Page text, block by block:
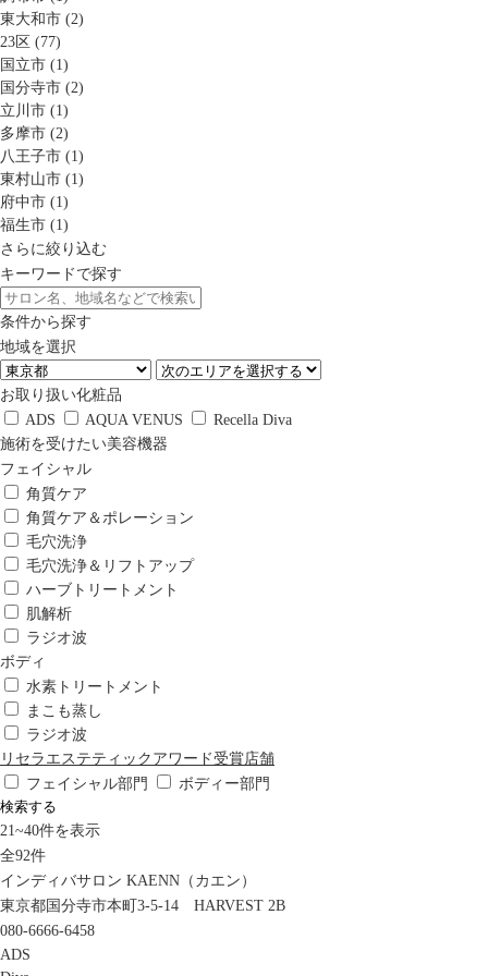
東大和市 (2)
23区 (77)
国立市 (1)
国分寺市 (2)
立川市 (1)
多摩市 (2)
八王子市 (1)
東村山市 (1)
府中市 (1)
福生市 (1)
さらに絞り込む
キーワードで探す
条件から探す
地域を選択
お取り扱い化粧品
ADS
AQUA VENUS
Recella Diva
施術を受けたい美容機器
フェイシャル
角質ケア
角質ケア＆ポレーション
毛穴洗浄
毛穴洗浄＆リフトアップ
ハーブトリートメント
肌解析
ラジオ波
ボディ
水素トリートメント
まこも蒸し
ラジオ波
リセラエステティックアワード受賞店舗
フェイシャル部門
ボディー部門
検索する
21~40件を表示
全92件
インディバサロン KAENN（カエン）
東京都国分寺市本町3-5-14 HARVEST 2B
080-6666-6458
ADS